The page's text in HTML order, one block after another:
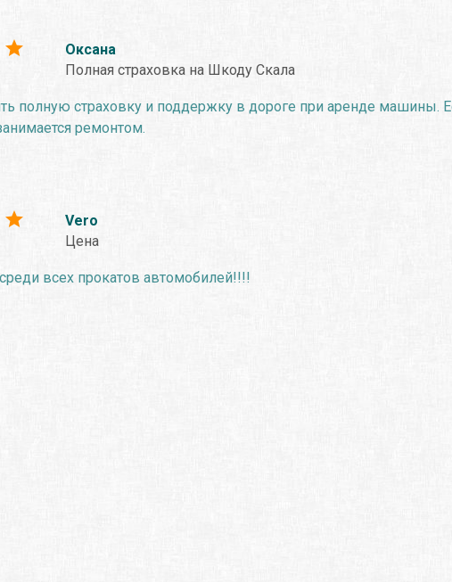
Оксана
Полная страховка на Шкоду Скала
полную страховку и поддержку в дороге при аренде машины.
ремонтом.
Vero
Цена
всех прокатов автомобилей!!!!